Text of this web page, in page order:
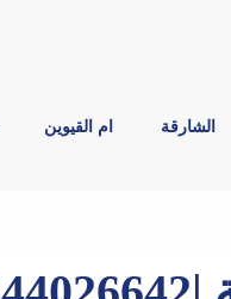
الشارقة ام القيوين